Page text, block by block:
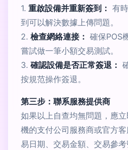
1. 重啟設備并重新簽到： 有
到可以解決數據上傳問題。
2. 檢查網絡連接： 確保POS
嘗試做一筆小額交易測試。
3. 確認設備是否正常簽退：
按規范操作簽退。
第三步：聯系服務提供商
如果以上自查均無問題，應
機的支付公司服務商或官方
易日期、交易金額、交易參